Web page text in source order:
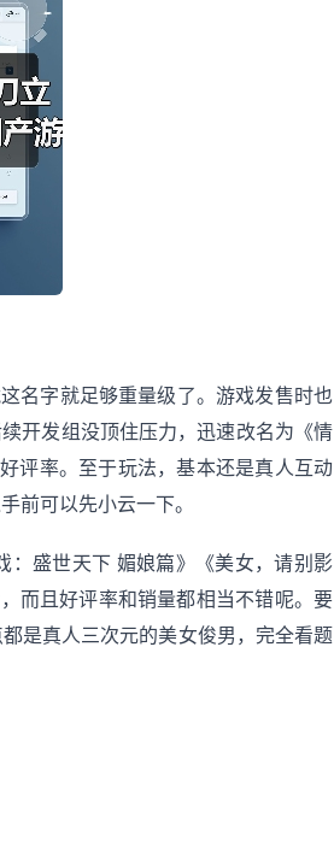
名字就足够重量级了。游戏发售时也
开发组没顶住压力，迅速改名为《情
评率。至于玩法，基本还是真人互动
前可以先小云一下。
：盛世天下 媚娘篇》《美女，请别影
而且好评率和销量都相当不错呢。要
是真人三次元的美女俊男，完全看题